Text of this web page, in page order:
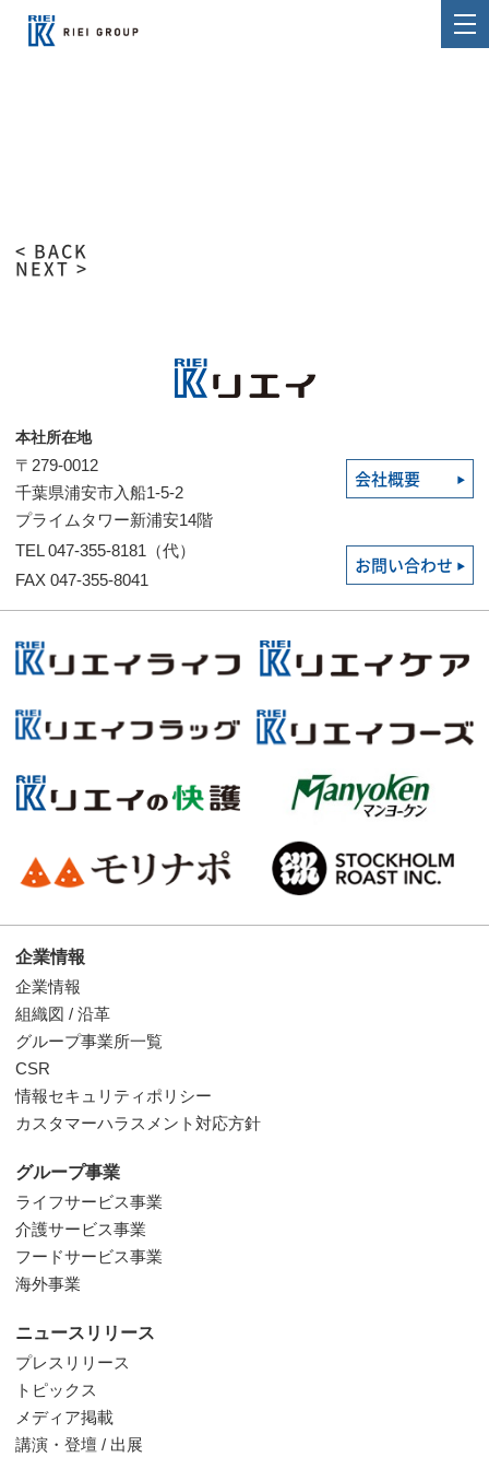
< BACK
NEXT >
本社所在地
〒279-0012
千葉県浦安市入船1-5-2
プライムタワー新浦安14階
会社概要
TEL 047-355-8181（代）
FAX 047-355-8041
お問い合わせ
企業情報
企業情報
組織図 / 沿革
グループ事業所一覧
CSR
情報セキュリティポリシー
カスタマーハラスメント対応方針
グループ事業
ライフサービス事業
介護サービス事業
フードサービス事業
海外事業
ニュースリリース
プレスリリース
トピックス
メディア掲載
講演・登壇 / 出展